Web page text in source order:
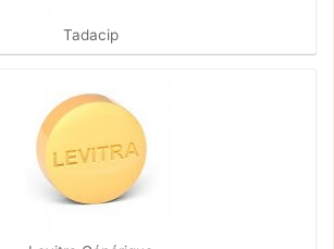
Tadacip